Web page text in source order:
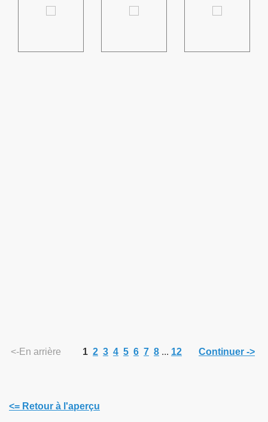
<-En arrière 1 2 3 4 5 6 7 8 ... 12 Continuer ->
<= Retour à l'aperçu